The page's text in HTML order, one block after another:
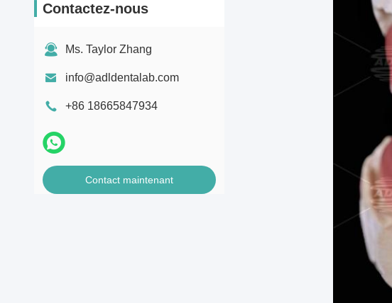
Contactez-nous
Ms. Taylor Zhang
info@adldentalab.com
+86 18665847934
Contact maintenant